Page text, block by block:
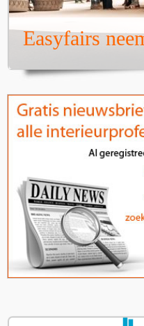
Easyfairs